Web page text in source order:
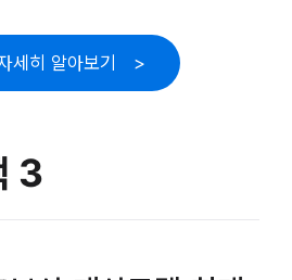
세히 알아보기
3